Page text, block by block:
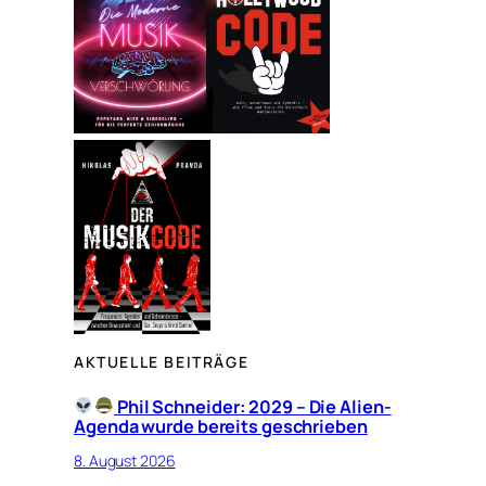
n
AKTUELLE BEITRÄGE
Phil Schneider: 2029 – Die Alien-
Agenda wurde bereits geschrieben
8. August 2026